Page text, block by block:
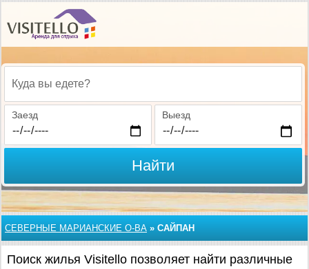
Куда вы едете?
Заезд Выезд
Найти
СЕВЕРНЫЕ МАРИАНСКИЕ О-ВА » САЙПАН
Поиск жилья Visitello позволяет найти различные